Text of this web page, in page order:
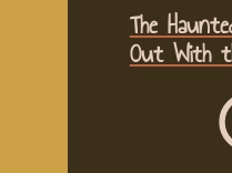
The
Out With